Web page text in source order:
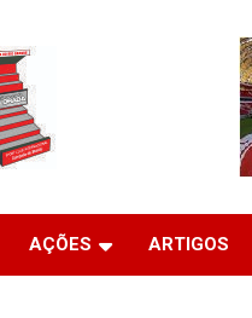
AÇÕES ARTIGOS